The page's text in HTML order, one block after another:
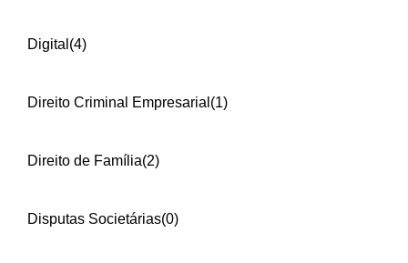
Digital (4)
Direito Criminal Empresarial (1)
Direito de Família(2)
Disputas Societárias(0)